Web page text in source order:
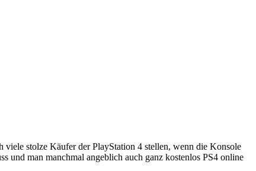
stolze Käufer der PlayStation 4 stellen, wenn die Konsole
und man manchmal angeblich auch ganz kostenlos PS4 online